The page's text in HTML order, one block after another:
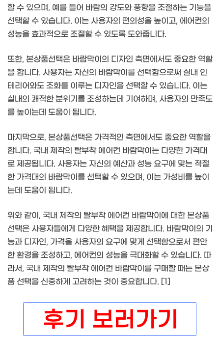
할 수 있으며, 예를 들어 바람의 강도와 풍향을 조절하는 기능을
선택할 수 있습니다. 이는 사용자의 편의성을 높이고, 에어컨의
성능을 효과적으로 조절할 수 있도록 도와줍니다.
또한, 본상품선택은 바람막이의 디자인 측면에서도 중요한 역할
을 합니다. 사용자는 자신의 바람막이를 선택함으로써 실내 인
테리어와도 조화를 이루는 디자인을 선택할 수 있습니다. 이는
실내의 쾌적한 분위기를 조성하는데 기여하며, 사용자의 만족도
를 높이는데 도움이 됩니다.
마지막으로, 본상품선택은 가격적인 측면에서도 중요한 역할을
합니다. 국내 제작의 탈부착 에어컨 바람막이는 다양한 가격대
로 제공됩니다. 사용자는 자신의 예산과 성능 요구에 맞는 적절
한 가격대의 바람막이를 선택할 수 있으며, 이는 가성비를 높이
는데 도움이 됩니다.
위와 같이, 국내 제작의 탈부착 에어컨 바람막이에 대한 본상품
선택은 사용자들에게 다양한 혜택을 제공합니다. 바람막이의 기
능과 디자인, 가격을 사용자의 요구에 맞게 선택함으로서 편안
한 환경을 조성하고, 에어컨의 성능을 극대화할 수 있습니다. 따
라서, 국내 제작의 탈부착 에어컨 바람막이를 구매할 때는 본상
품 선택을 신중하게 고려하는 것이 중요합니다. [1]